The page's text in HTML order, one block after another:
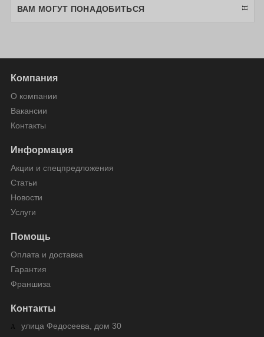
ВАМ МОГУТ ПОНАДОБИТЬСЯ
Компания
О компании
Вакансии
Контакты
Информация
Акции и спецпредложения
Статьи
Новости
Услуги
Помощь
Оплата и доставка
Гарантия
Франшиза
Контакты
улица Федосеева, дом 30